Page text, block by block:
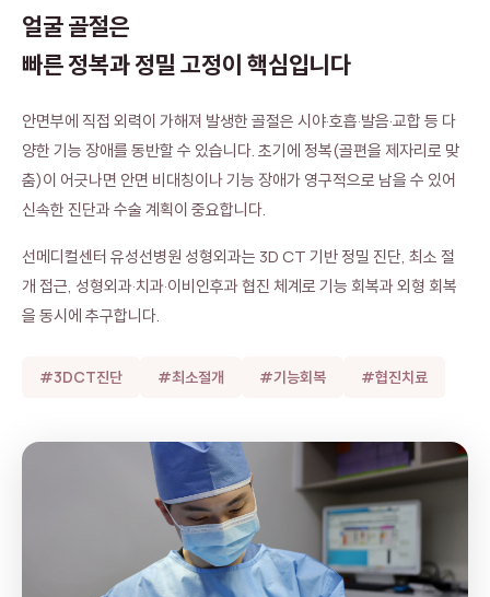
얼굴 골절은
빠른 정복과 정밀 고정이 핵심입니다
안면부에 직접 외력이 가해져 발생한 골절은 시야·호흡·발음·교합 등 다
양한 기능 장애를 동반할 수 있습니다. 초기에 정복(골편을 제자리로 맞
춤)이 어긋나면 안면 비대칭이나 기능 장애가 영구적으로 남을 수 있어
신속한 진단과 수술 계획이 중요합니다.
선메디컬센터 유성선병원 성형외과는 3D CT 기반 정밀 진단, 최소 절
개 접근, 성형외과·치과·이비인후과 협진 체계로 기능 회복과 외형 회복
을 동시에 추구합니다.
#3DCT진단 #최소절개 #기능회복 #협진치료